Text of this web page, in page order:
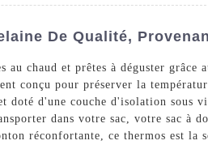
De Qualité,
au chaud et prêtes à déguster
conçu pour préserver la
doté d'une couche d'isolation sous
dans votre sac, votre sac à
réconfortante, ce thermos est